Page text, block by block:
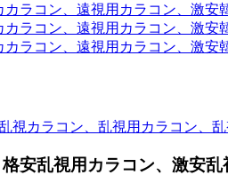
ラコン、遠視用カラコン、激安
ラコン、遠視用カラコン、激
ラコン、遠視用カラコン、激安
視カラコン、乱視用カラコン、
安乱視用カラコン、激安